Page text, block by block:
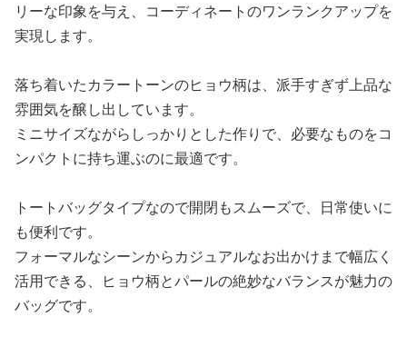
リーな印象を与え、コーディネートのワンランクアップを
実現します。
落ち着いたカラートーンのヒョウ柄は、派手すぎず上品な
雰囲気を醸し出しています。
ミニサイズながらしっかりとした作りで、必要なものをコ
ンパクトに持ち運ぶのに最適です。
トートバッグタイプなので開閉もスムーズで、日常使いに
も便利です。
フォーマルなシーンからカジュアルなお出かけまで幅広く
活用できる、ヒョウ柄とパールの絶妙なバランスが魅力の
バッグです。